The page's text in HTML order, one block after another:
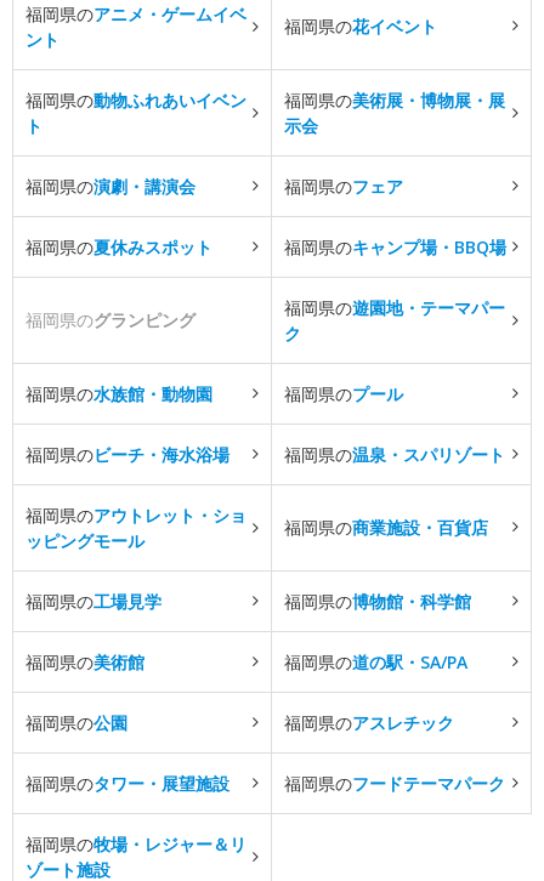
福岡県のアニメ・ゲームイベ
ント
福岡県の花イベント
福岡県の動物ふれあいイベン
ト
福岡県の美術展・博物展・展
示会
福岡県の演劇・講演会 福岡県のフェア
福岡県の夏休みスポット 福岡県のキャンプ場・BBQ場
福岡県のグランピング
福岡県の遊園地・テーマパー
ク
福岡県の水族館・動物園 福岡県のプール
福岡県のビーチ・海水浴場 福岡県の温泉・スパリゾート
福岡県のアウトレット・ショ
ッピングモール
福岡県の商業施設・百貨店
福岡県の工場見学 福岡県の博物館・科学館
福岡県の美術館 福岡県の道の駅・SA/PA
福岡県の公園 福岡県のアスレチック
福岡県のタワー・展望施設 福岡県のフードテーマパーク
福岡県の牧場・レジャー＆リ
ゾート施設